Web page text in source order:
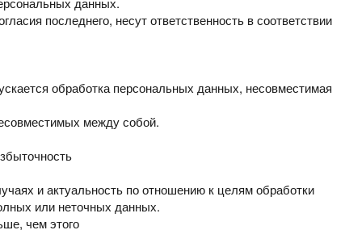
последнего, несут ответственность в соответствии
обработка персональных данных, несовместимая
междусобой.
и актуальность по отношению к целям обработки
или неточных данных.
чем этого